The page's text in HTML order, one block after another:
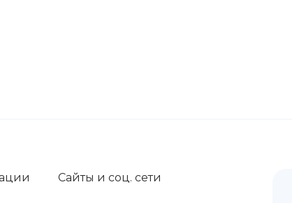
Сайты и соц. сети